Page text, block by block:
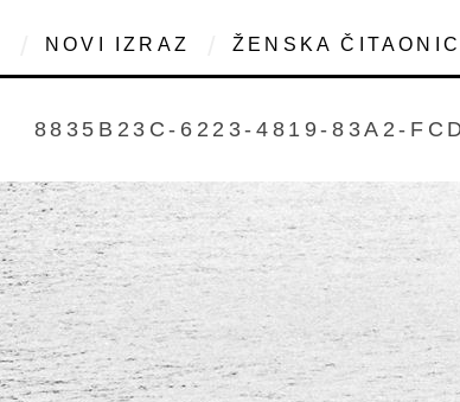
NOVI IZRAZ ŽENSKA
8835B23C-6223-4819-83A2-